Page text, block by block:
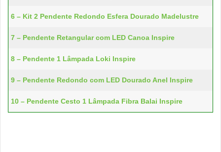
6 – Kit 2 Pendente Redondo Esfera Dourado Madelustre
7 – Pendente Retangular com LED Canoa Inspire
8 – Pendente 1 Lâmpada Loki Inspire
9 – Pendente Redondo com LED Dourado Anel Inspire
10 – Pendente Cesto 1 Lâmpada Fibra Balai Inspire